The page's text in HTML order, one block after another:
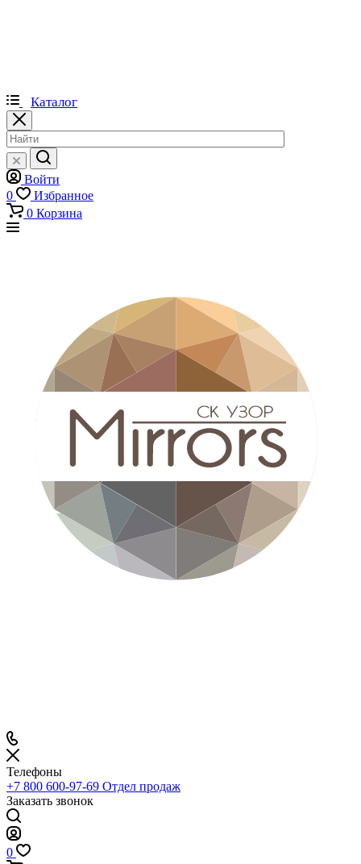
Каталог
Войти
0
Избранное
0 Корзина
Телефоны
+7 800 600-97-69 Отдел продаж
Заказать звонок
0